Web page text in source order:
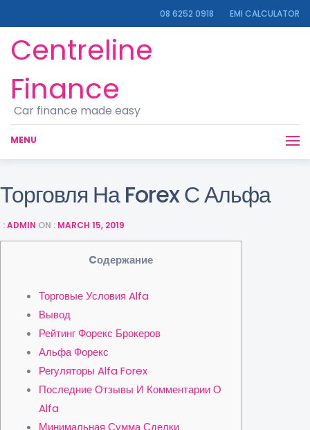
08 6252 0918 EMI CALCULATOR
Centreline
Finance
Car finance made easy
MENU
Торговля На Forex С Альфа
:ADMIN ON : MARCH 15, 2019
Cодержание
Торговые Условия Alfa
Вывод
Рейтинг Форекс Брокеров
Альфа Форекс
Регуляторы Alfa Forex
Последние Отзывы И Комментарии О
Alfa
Минимальная Сумма Сделки